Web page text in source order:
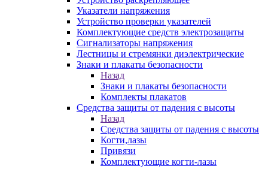
Указатели напряжения
Устройство проверки указателей
Комплектующие средств электрозащиты
Сигнализаторы напряжения
Лестницы и стремянки диэлектрические
Знаки и плакаты безопасности
Назад
Знаки и плакаты безопасности
Комплекты плакатов
Средства защиты от падения с высоты
Назад
Средства защиты от падения с высоты
Когти,лазы
Привязи
Комплектующие когти-лазы